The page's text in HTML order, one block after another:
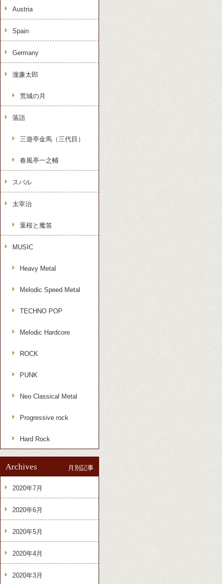
Austria
Spain
Germany
瀧廉太郎
荒城の月
落語
三遊亭金馬（三代目）
春風亭一之輔
スバル
太宰治
葉桜と魔笛
MUSIC
Heavy Metal
Melodic Speed Metal
TECHNO POP
Melodic Hardcore
ROCK
PUNK
Neo Classical Metal
Progressive rock
Hard Rock
Archives 月別記事
2020年7月
2020年6月
2020年5月
2020年4月
2020年3月